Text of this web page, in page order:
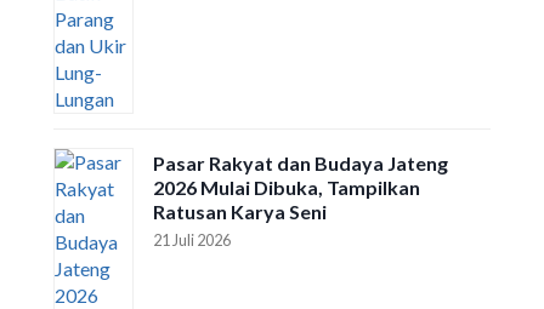
Pasar Rakyat dan Budaya Jateng
2026 Mulai Dibuka, Tampilkan
Ratusan Karya Seni
21 Juli 2026